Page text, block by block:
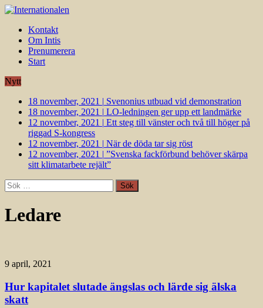
Kontakt
Om Intis
Prenumerera
Start
Nytt
18 november, 2021 | Svenonius utbuad vid demonstration
18 november, 2021 | LO-ledningen ger upp ett landmärke
12 november, 2021 | Ett steg till vänster och två till höger på
riggad S-kongress
12 november, 2021 | När de döda tar sig röst
12 november, 2021 | ”Svenska fackförbund behöver skärpa
sitt klimatarbete rejält”
Sök
efter:
Ledare
9 april, 2021
Hur kapitalet slutade ängslas och lärde sig älska
skatt